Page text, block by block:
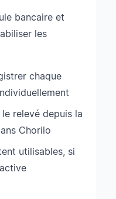
bancaire et
les
chaque
relevé depuis la
Chorilo
utilisables, si